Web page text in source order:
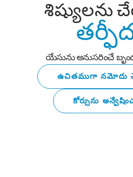
శిష్యులను
యేసును అనుసరించే
ఉచితముగా నమోదు
కోర్సును